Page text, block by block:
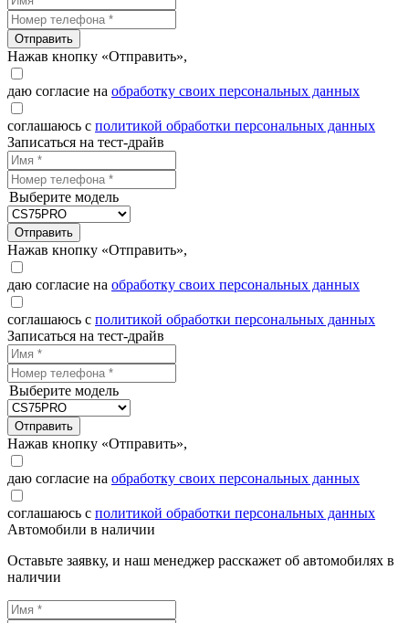
Отправить
Нажав кнопку «Отправить»,
даю согласие на обработку своих персональных данных
соглашаюсь с политикой обработки персональных данных
Записаться на тест-драйв
Выберите модель
Отправить
Нажав кнопку «Отправить»,
даю согласие на обработку своих персональных данных
соглашаюсь с политикой обработки персональных данных
Записаться на тест-драйв
Выберите модель
Отправить
Нажав кнопку «Отправить»,
даю согласие на обработку своих персональных данных
соглашаюсь с политикой обработки персональных данных
Автомобили в наличии
Оставьте заявку, и наш менеджер расскажет об автомобилях в
наличии